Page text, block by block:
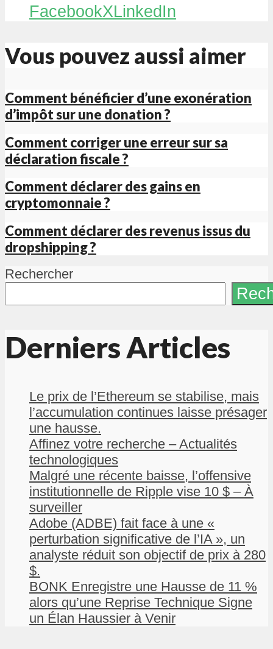
FacebookXLinkedIn
Vous pouvez aussi aimer
Comment bénéficier d’une exonération
d’impôt sur une donation ?
Comment corriger une erreur sur sa
déclaration fiscale ?
Comment déclarer des gains en
cryptomonnaie ?
Comment déclarer des revenus issus du
dropshipping ?
Rechercher
Derniers Articles
Le prix de l’Ethereum se stabilise, mais
l’accumulation continues laisse présager
une hausse.
Affinez votre recherche – Actualités
technologiques
Malgré une récente baisse, l’offensive
institutionnelle de Ripple vise 10 $ – À
surveiller
Adobe (ADBE) fait face à une «
perturbation significative de l’IA », un
analyste réduit son objectif de prix à 280
$.
BONK Enregistre une Hausse de 11 %
alors qu’une Reprise Technique Signe
un Élan Haussier à Venir